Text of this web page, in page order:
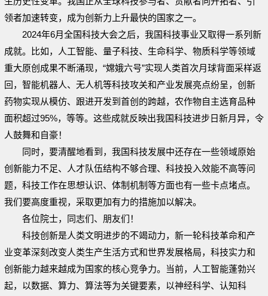
领者加速转变，成为创新力上升最快的国家之一。
2024年6月全国科技大会之后，我国科技事业又取得一系列新
成就。比如，人工智能、量子科技、生命科学、物质科学等领域
重大原创成果不断涌现，“嫦娥六号”实现人类首次月球背面采样返
回，智能机器人、无人机等科技攻关和产业发展亮点纷呈，创新
药物实现从模仿、跟进开发到首创的跨越，农作物自主选育品种
面积超过95%，等等。这些成就反映出我国科技进步日新月异，令
人鼓舞和自豪！
同时，要清醒地看到，我国科技发展中还存在一些领域原始
创新能力不足、人才队伍结构不够合理、科技投入效能不高等问
题，科技工作在思想认识、体制机制等方面也有一些卡点堵点。
我们要高度重视，采取更加有力的措施加以解决。
各位院士，同志们、朋友们！
科技创新是人类文明进步的不竭动力，新一轮科技革命和产
业变革深刻改变人类生产生活方式和世界发展格局，科技实力和
创新能力越来越成为国家的核心竞争力。当前，人工智能蓬勃兴
起，以数据、算力、算法等为关键要素，以神经科学、认知科